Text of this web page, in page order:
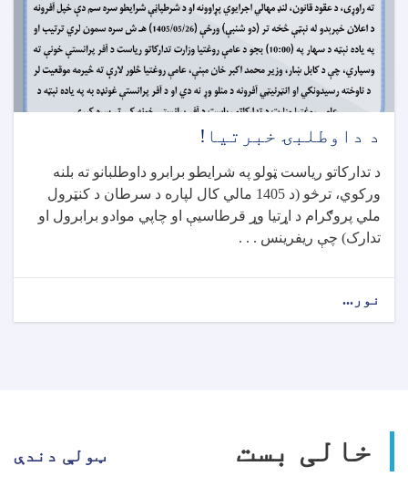
د داوطلبۍ خبرتیا!
د تدارکاتو ریاست ټولو په شرایطو برابرو داوطلبانو ته بلنه
ورکوي، ترڅو (د 1405 مالي کال لپاره د سرطان د کنټرول
ملي پروګرام د اړتيا وړ قرطاسیې او چاپي موادو برابرول او
تدارک) چې ريفرينس . . .
نور...
خالی بست ټولې دندې